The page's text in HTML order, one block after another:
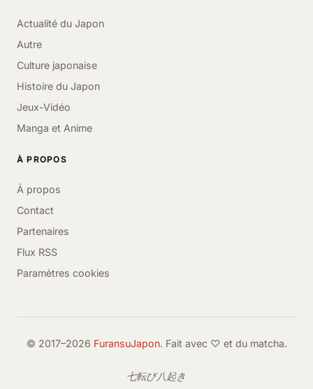
Actualité du Japon
Autre
Culture japonaise
Histoire du Japon
Jeux-Vidéo
Manga et Anime
À PROPOS
À propos
Contact
Partenaires
Flux RSS
Paramètres cookies
© 2017–2026 FuransuJapon. Fait avec ♡ et du matcha.
七転び八起き